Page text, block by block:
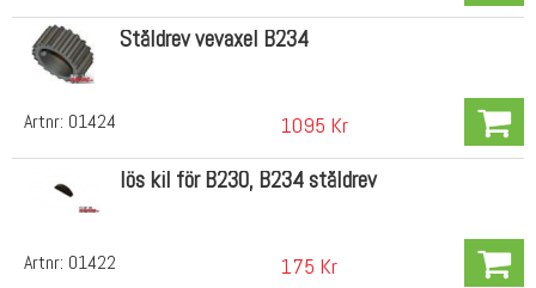
Artnr: 01424
Ståldrev vevaxel B234
1095 Kr
Artnr: 01422
lös kil för B230, B234 ståldrev
175 Kr